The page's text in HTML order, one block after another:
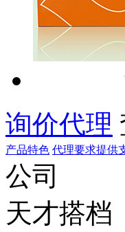
询价代理
产品特色 代理要求提供
公司
天才搭档